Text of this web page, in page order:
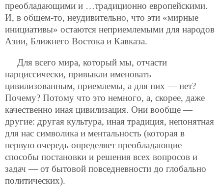
преобладающими и …традиционно европейскими.
И, в общем-то, неудивительно, что эти «мирные
инициативы» остаются неприемлемыми для народов
Азии, Ближнего Востока и Кавказа.
Для всего мира, который мы, отчасти
нарциссически, привыкли именовать
цивилизованным, приемлемы, а для них — нет?
Почему? Потому что это немного, а, скорее, даже
качественно иная цивилизация. Они вообще —
другие: другая культура, иная традиция, непонятная
для нас символика и ментальность (которая в
первую очередь определяет преобладающие
способы постановки и решения всех вопросов и
задач — от бытовой повседневности до глобально
политических).